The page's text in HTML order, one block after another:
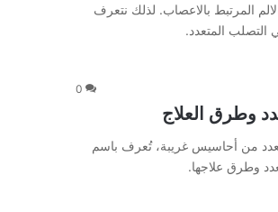
المرتبط بالاعصاب. لذلك نتعرف
التصلب المتعدد.
0
وطرق العلاج
من أحاسيس غريبة، تُعرف باسم
وطرق علاجها.